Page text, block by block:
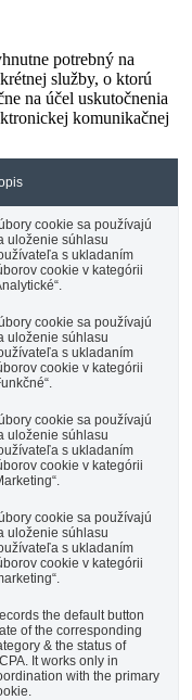
potrebný na
služby, o ktorú
na účel uskutočnenia
komunikačnej
cookie sa používajú
uloženie súhlasu
s ukladaním
cookie v kategórii
cookie sa používajú
uloženie súhlasu
s ukladaním
cookie v kategórii
cookie sa používajú
uloženie súhlasu
s ukladaním
cookie v kategórii
cookie sa používajú
uloženie súhlasu
s ukladaním
cookie v kategórii
the default button
of the corresponding
& the status of
It works only in
with the primary